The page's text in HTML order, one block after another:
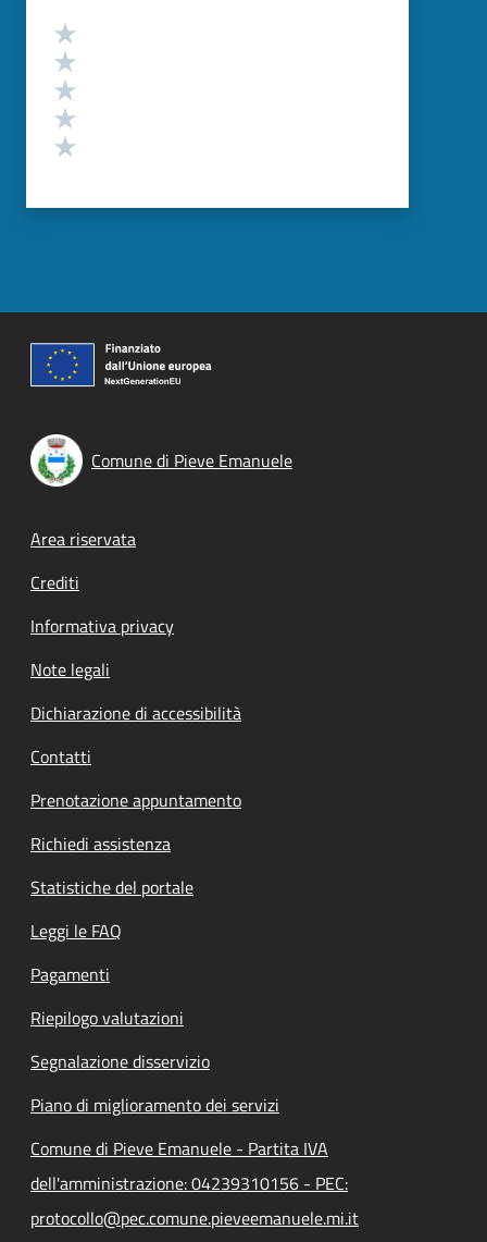
Valutazione
Comune di Pieve Emanuele
Footer menu
Area riservata
Crediti
Informativa privacy
Note legali
Dichiarazione di accessibilità
Contatti
Prenotazione appuntamento
Richiedi assistenza
Statistiche del portale
Leggi le FAQ
Pagamenti
Riepilogo valutazioni
Segnalazione disservizio
Piano di miglioramento dei servizi
Comune di Pieve Emanuele - Partita IVA
dell'amministrazione: 04239310156 - PEC:
protocollo@pec.comune.pieveemanuele.mi.it